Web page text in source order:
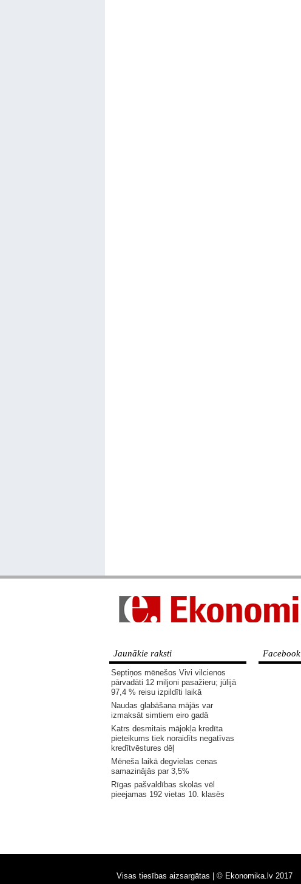
Jaunākie raksti
Septiņos mēnešos Vivi vilcienos
pārvadāti 12 miljoni pasažieru; jūlijā
97,4 % reisu izpildīti laikā
Naudas glabāšana mājās var
izmaksāt simtiem eiro gadā
Katrs desmitais mājokļa kredīta
pieteikums tiek noraidīts negatīvas
kredītvēstures dēļ
Mēneša laikā degvielas cenas
samazinājās par 3,5%
Rīgas pašvaldības skolās vēl
pieejamas 192 vietas 10. klasēs
Facebook
Visas tiesības aizsargātas | © Ekonomika.lv 2017